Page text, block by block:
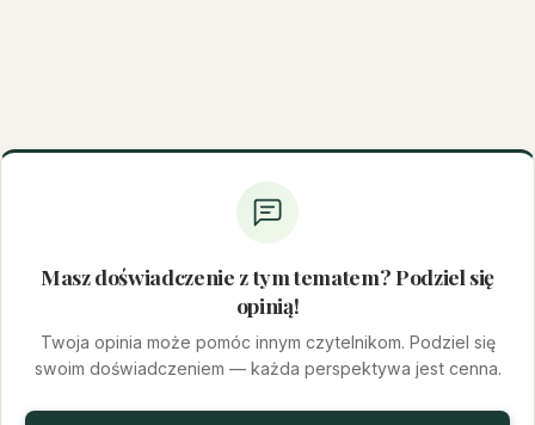
Masz doświadczenie z tym tematem? Podziel się
opinią!
Twoja opinia może pomóc innym czytelnikom. Podziel się
swoim doświadczeniem — każda perspektywa jest cenna.